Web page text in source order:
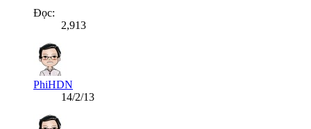
Đọc:
2,913
PhiHDN
14/2/13